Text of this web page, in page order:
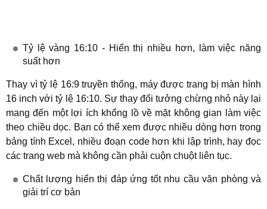
Tỷ lệ vàng 16:10 - Hiển thị nhiều hơn, làm việc năng
suất hơn
Thay vì tỷ lệ 16:9 truyền thống, máy được trang bị màn hình
16 inch với tỷ lệ 16:10. Sự thay đổi tưởng chừng nhỏ này lại
mang đến một lợi ích khổng lồ về mặt không gian làm việc
theo chiều dọc. Bạn có thể xem được nhiều dòng hơn trong
bảng tính Excel, nhiều đoạn code hơn khi lập trình, hay đọc
các trang web mà không cần phải cuộn chuột liên tục.
Chất lượng hiển thị đáp ứng tốt nhu cầu văn phòng và
giải trí cơ bản